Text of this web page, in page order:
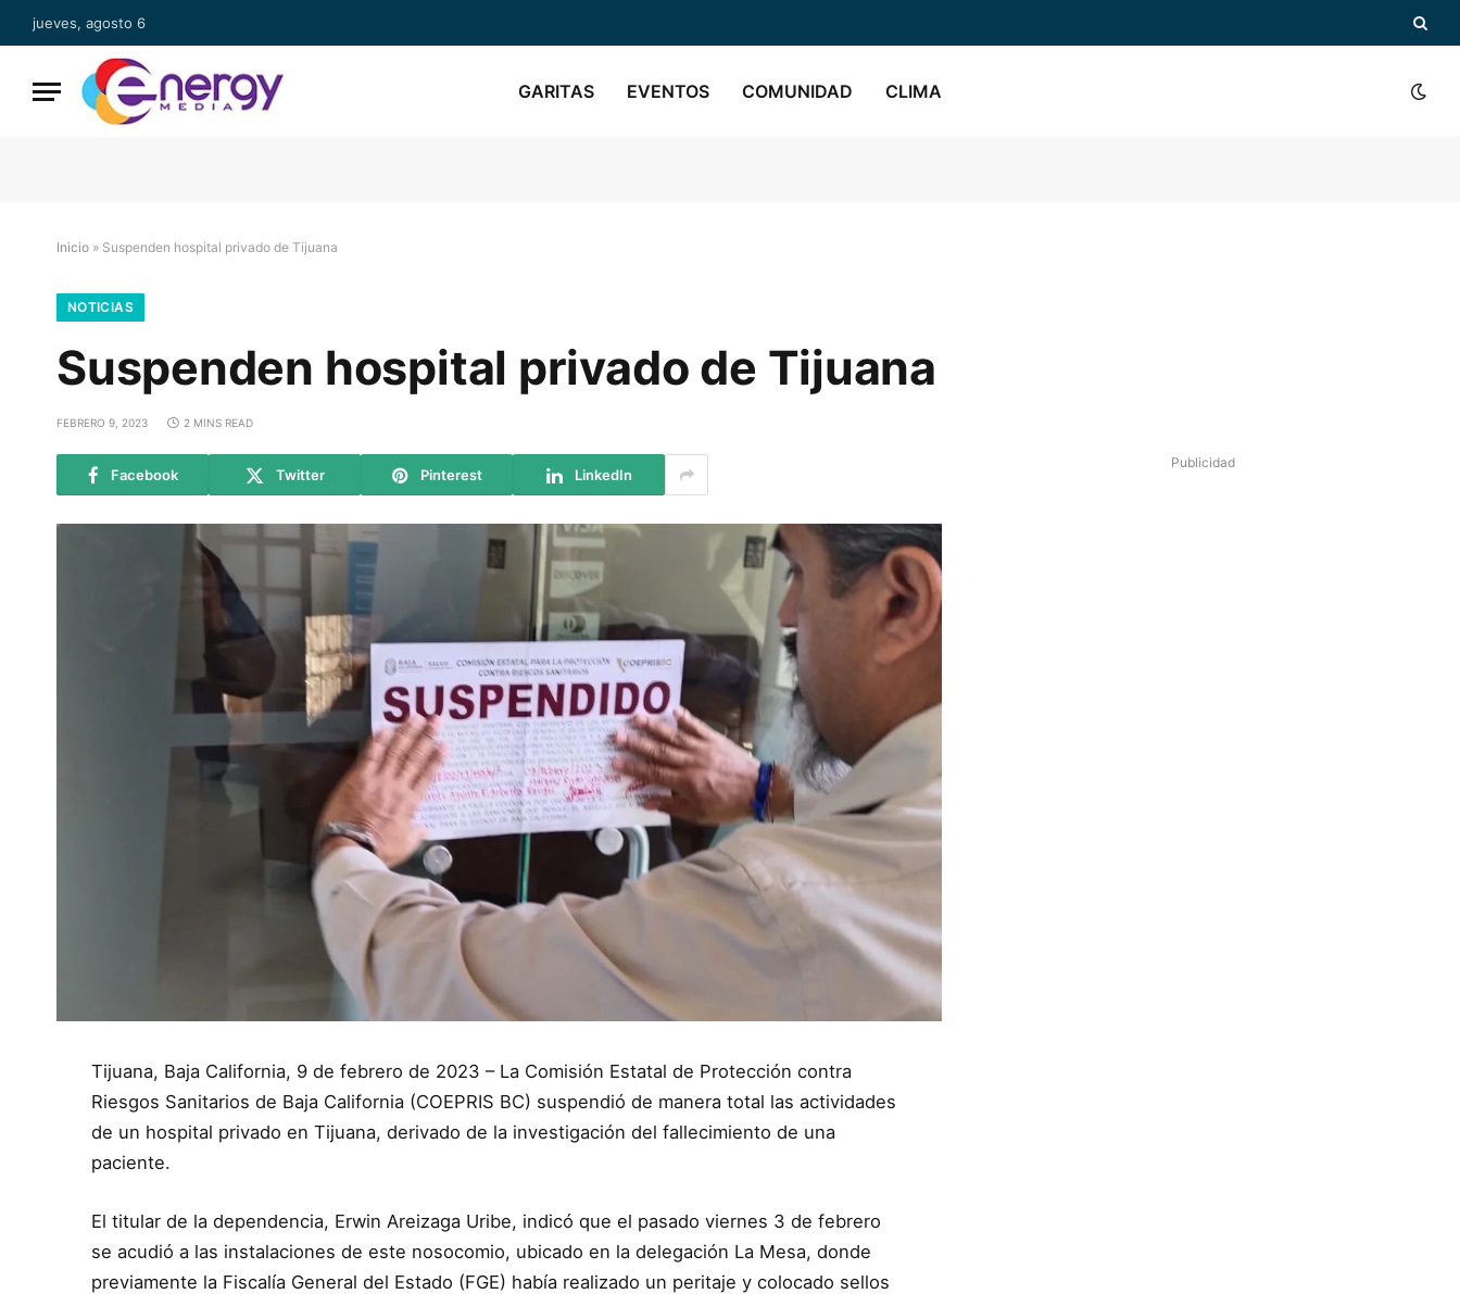
jueves, agosto 6
GARITAS EVENTOS COMUNIDAD CLIMA
Inicio » Suspenden hospital privado de Tijuana
NOTICIAS
Suspenden hospital privado de Tijuana
FEBRERO 9, 2023 2 MINS READ
Facebook Twitter Pinterest LinkedIn
Tijuana, Baja California, 9 de febrero de 2023 – La Comisión Estatal de Protección contra
Riesgos Sanitarios de Baja California (COEPRIS BC) suspendió de manera total las actividades
de un hospital privado en Tijuana, derivado de la investigación del fallecimiento de una
paciente.
El titular de la dependencia, Erwin Areizaga Uribe, indicó que el pasado viernes 3 de febrero
se acudió a las instalaciones de este nosocomio, ubicado en la delegación La Mesa, donde
previamente la Fiscalía General del Estado (FGE) había realizado un peritaje y colocado sellos
Publicidad